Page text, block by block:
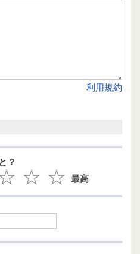
利用規約
？
最高